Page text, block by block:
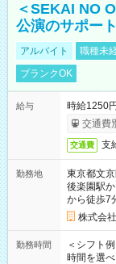
＜SEKAI NO
公演のサポー
アルバイト 職種未
ブランクOK
給与
時給1250
交通費
交通費 支
勤務地
東京都文
後楽園駅
から徒歩7
株式会
勤務時間
＜シフト例＞
時間を選